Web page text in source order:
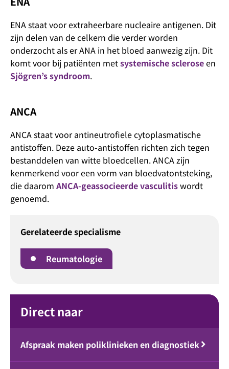
ENA staat voor extraheerbare nucleaire antigenen. Dit
zijn delen van de celkern die verder worden
onderzocht als er ANA in het bloed aanwezig zijn. Dit
komt voor bij patiënten metsystemische scleroseen
Sjögren’s syndroom.
ANCA
ANCA staat voor antineutrofiele cytoplasmatische
antistoffen. Deze auto-antistoffen richten zich tegen
bestanddelen van witte bloedcellen. ANCA zijn
kenmerkend voor een vorm van bloedvatontsteking,
die daarom ANCA-geassocieerde vasculitiswordt
genoemd.
Gerelateerde specialisme
Reumatologie
Direct naar
Afspraak maken poliklinieken en diagnostiek